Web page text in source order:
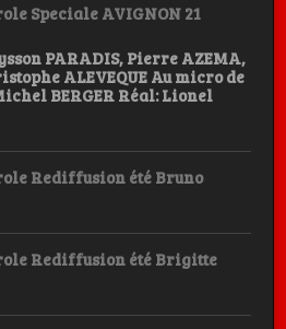
Speciale AVIGNON 21
PARADIS, Pierre AZEMA,
ALEVEQUE Au micro de
BERGER Réal: Lionel
Rediffusion été Bruno
Rediffusion été Brigitte